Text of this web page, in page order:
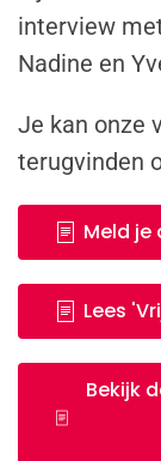
interview
Nadine en
Je kan onze
terugvinden
Meld je
Lees
Bekijk